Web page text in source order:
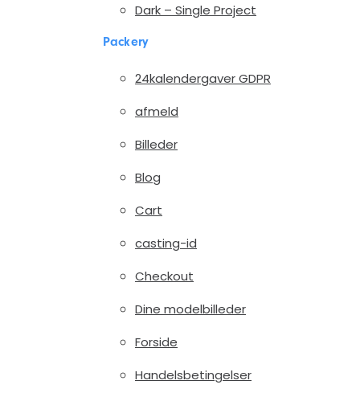
Dark – Single Project
Packery
24kalendergaver GDPR
afmeld
Billeder
Blog
Cart
casting-id
Checkout
Dine modelbilleder
Forside
Handelsbetingelser